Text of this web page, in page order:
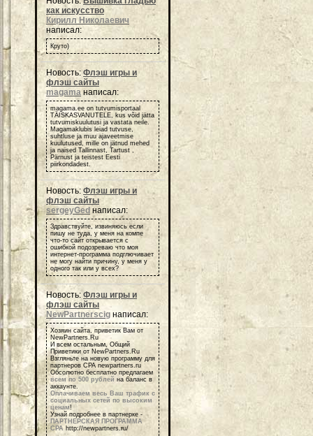
как искусство
Кирилл Николаевич
написал:
Круто)
Новость:Флэш игры и
флэш сайты
magama написал:
magama.ee on tutvumisportaal
TÄISKASVANUTELE, kus võid jätta
tutvumiskuulutusi ja vastata neile.
Magamaklubis leiad tutvuse,
suhtluse ja muu ajaveetmise
kuulutused, mille on jätnud mehed
ja naised Tallinnast, Tartust ,
Pärnust ja teistest Eesti
piirkondadest.
Новость: Флэш игры и
флэш сайты
sergeyGed написал:
Здравствуйте, извиняюсь если
пишу не туда, у меня на компе
что-то сайт открывается с
ошибкой подозреваю что моя
интернет-программа подглючивает
не могу найти причину, у меня у
одного так или у всех?
Новость: Флэш игры и
флэш сайты
NewPartnerscig написал:
Хозяин сайта, приветик Вам от
NewPartners.Ru
И всем остальным, Общий
Приветики от NewPartners.Ru
Взгляньте на новую программу для
партнеров СРА newpartners.ru
Обсолютно бесплатно предлагаем
всем по 500 рублей на баланс в
аккаунте.
Оплачиваем весь Ваш трафик с
социальных сетей по высоким
ценам!
Узнай подробнее в партнерке -
ПАРТНЕРСКАЯ ПРОГРАММА
СРА http://newpartners.ru/